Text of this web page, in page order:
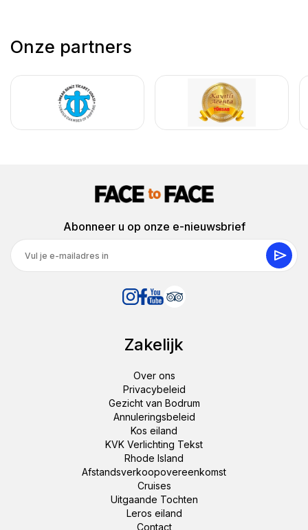
Onze partners
Abonneer u op onze e-nieuwsbrief
Zakelijk
Over ons
Privacybeleid
Gezicht van Bodrum
Annuleringsbeleid
Kos eiland
KVK Verlichting Tekst
Rhode Island
Afstandsverkoopovereenkomst
Cruises
Uitgaande Tochten
Leros eiland
Contact